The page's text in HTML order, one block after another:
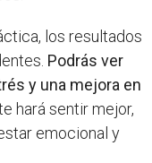
los resultados
Podrás ver
y una mejora en
hará sentir mejor,
emocional y